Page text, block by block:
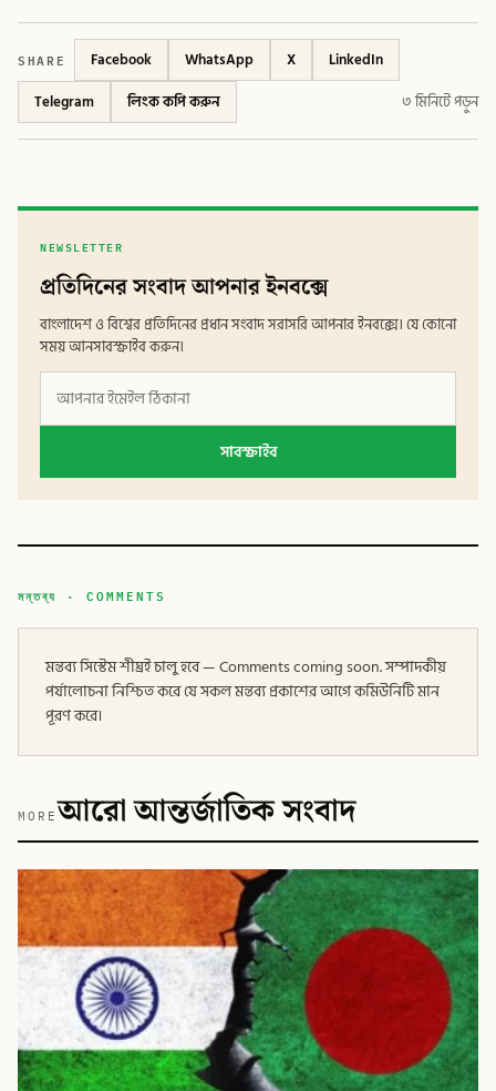
SHARE Facebook WhatsApp X
LinkedIn
Telegram
লিংক কপি করুন ৩ মিনিটে পড়ুন
NEWSLETTER
প্রতিদিনের সংবাদ আপনার ইনবক্সে
বাংলাদেশ ও বিশ্বের প্রতিদিনের প্রধান সংবাদ সরাসরি আপনার ইনবক্সে। যে কোনো
সময় আনসাবস্ক্রাইব করুন।
সাবস্ক্রাইব
মন্তব্য · COMMENTS
মন্তব্য সিস্টেম শীঘ্রই চালু হবে — Comments coming soon. সম্পাদকীয়
পর্যালোচনা নিশ্চিত করে যে সকল মন্তব্য প্রকাশের আগে কমিউনিটি মান
পূরণ করে।
MOREআরো আন্তর্জাতিক সংবাদ